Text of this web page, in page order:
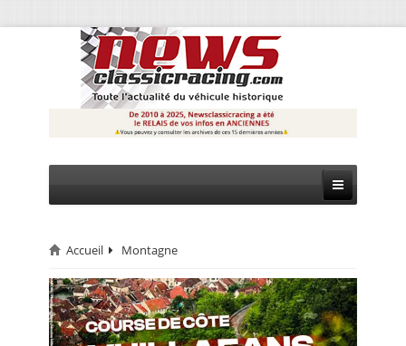
CIRCUIT
RALLYE
MONTAGNE
Accueil Montagne